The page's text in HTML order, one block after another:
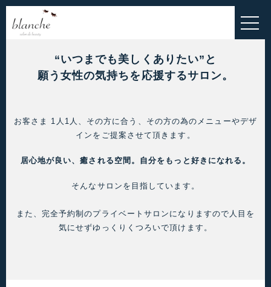
HOME
ESTHETIC MENU
BLOG
お問い合わせ
お客様の声
“いつまでも美しくありたい”と
願う女性の気持ちを応援するサロン。
お客さま 1人1人、その方に合う、その方の為のメニューやデザ
インをご提案させて頂きます。
居心地が良い、癒される空間。自分をもっと好きになれる。
そんなサロンを目指しています。
また、完全予約制のプライベートサロンになりますので人目を
気にせずゆっくりくつろいで頂けます。